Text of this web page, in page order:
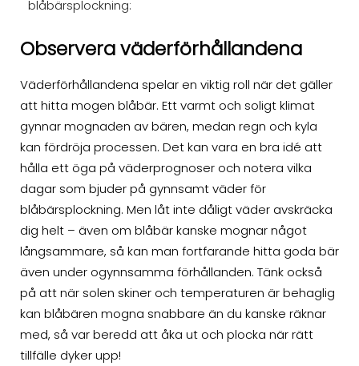
blåbärsplockning:
Observera väderförhållandena
Väderförhållandena spelar en viktig roll när det gäller
att hitta mogen blåbär. Ett varmt och soligt klimat
gynnar mognaden av bären, medan regn och kyla
kan fördröja processen. Det kan vara en bra idé att
hålla ett öga på väderprognoser och notera vilka
dagar som bjuder på gynnsamt väder för
blåbärsplockning. Men låt inte dåligt väder avskräcka
dig helt – även om blåbär kanske mognar något
långsammare, så kan man fortfarande hitta goda bär
även under ogynnsamma förhållanden. Tänk också
på att när solen skiner och temperaturen är behaglig
kan blåbären mogna snabbare än du kanske räknar
med, så var beredd att åka ut och plocka när rätt
tillfälle dyker upp!